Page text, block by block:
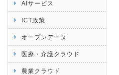
AIサービス
ICT政策
オープンデータ
医療・介護クラウド
農業クラウド